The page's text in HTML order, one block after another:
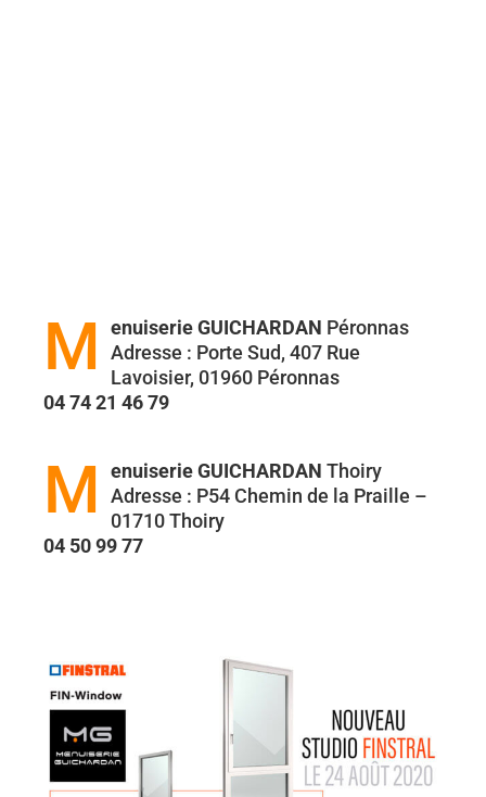
M enuiserie GUICHARDAN Péronnas
Adresse : Porte Sud, 407 Rue
Lavoisier, 01960 Péronnas
04 74 21 46 79
M enuiserie GUICHARDAN Thoiry
Adresse : P54 Chemin de la Praille –
01710 Thoiry
04 50 99 77